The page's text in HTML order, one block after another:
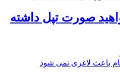
صورت تپل داشته